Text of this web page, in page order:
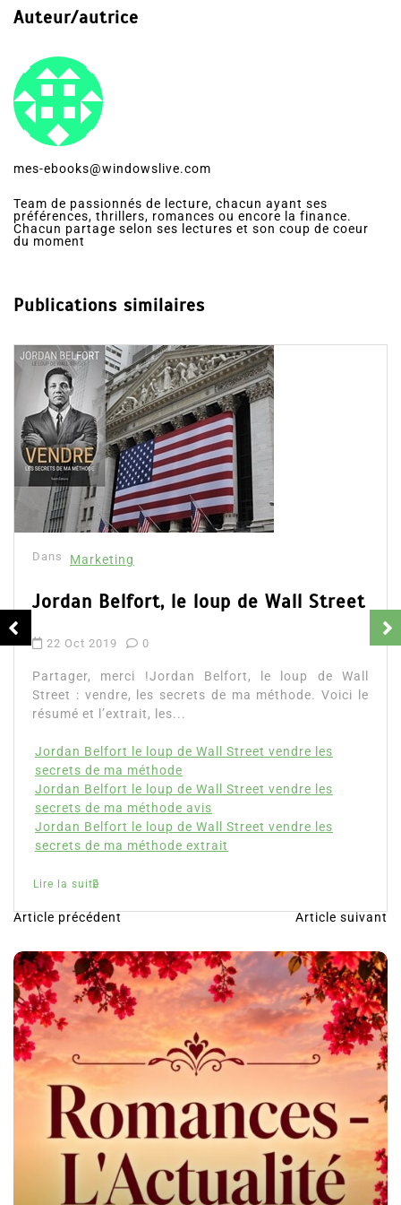
Auteur/autrice
mes-ebooks@windowslive.com
Team de passionnés de lecture, chacun ayant ses
préférences, thrillers, romances ou encore la finance.
Chacun partage selon ses lectures et son coup de coeur
du moment
Publications similaires
Dans Marketing
La Bible du Marketing Relationnel à
0
Partager, merci !La Bible du Marketing Relationnel à
l’ère Digitale par Jamil Chah. Voici le résumé, les
bible du marketing relationnel avis
marketing relationnel
Lire la suite
N
a
v
i
g
a
t
Article précédent Article suivant